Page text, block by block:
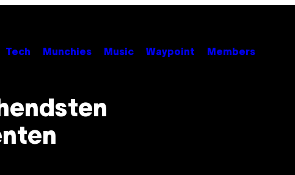
Tech Munchies Music Waypoint Members